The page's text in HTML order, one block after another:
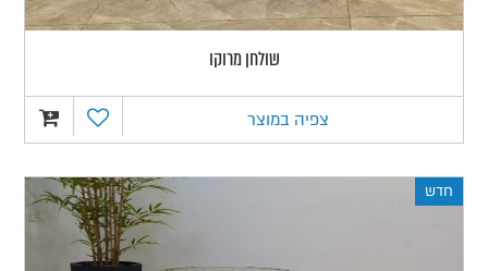
שולחן מרוקו
צפיה במוצר
חדש